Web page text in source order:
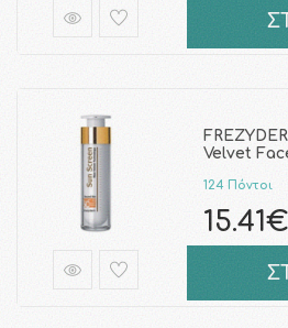
Velvet
124 Πόντοι
15.41€